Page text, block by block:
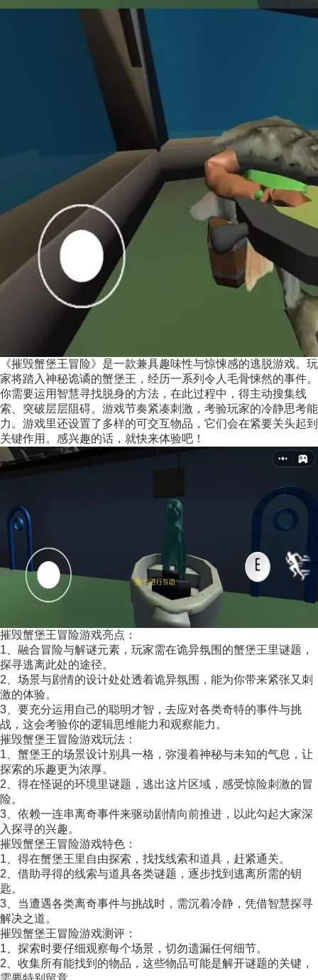
《摧毁蟹堡王冒险》是一款兼具趣味性与惊悚感的逃脱游戏。玩
家将踏入神秘诡谲的蟹堡王，经历一系列令人毛骨悚然的事件。
你需要运用智慧寻找脱身的方法，在此过程中，得主动搜集线
索、突破层层阻碍。游戏节奏紧凑刺激，考验玩家的冷静思考能
力。游戏里还设置了多样的可交互物品，它们会在紧要关头起到
关键作用。感兴趣的话，就快来体验吧！
摧毁蟹堡王冒险游戏亮点：
1、融合冒险与解谜元素，玩家需在诡异氛围的蟹堡王里谜题，
探寻逃离此处的途径。
2、场景与剧情的设计处处透着诡异氛围，能为你带来紧张又刺
激的体验。
3、要充分运用自己的聪明才智，去应对各类奇特的事件与挑
战，这会考验你的逻辑思维能力和观察能力。
摧毁蟹堡王冒险游戏玩法：
1、蟹堡王的场景设计别具一格，弥漫着神秘与未知的气息，让
探索的乐趣更为浓厚。
2、得在怪诞的环境里谜题，逃出这片区域，感受惊险刺激的冒
险。
3、依赖一连串离奇事件来驱动剧情向前推进，以此勾起大家深
入探寻的兴趣。
摧毁蟹堡王冒险游戏特色：
1、得在蟹堡王里自由探索，找找线索和道具，赶紧通关。
2、借助寻得的线索与道具各类谜题，逐步找到逃离所需的钥
匙。
3、当遭遇各类离奇事件与挑战时，需沉着冷静，凭借智慧探寻
解决之道。
摧毁蟹堡王冒险游戏测评：
1、探索时要仔细观察每个场景，切勿遗漏任何细节。
2、收集所有能找到的物品，这些物品可能是解开谜题的关键，